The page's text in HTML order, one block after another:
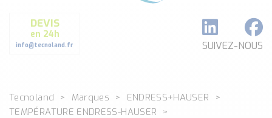
DEVIS
en 24h
info@tecnoland.fr SUIVEZ-NOUS
Formation et Assistance
Architecture I-O Link multi fabricants
Classé par catégorie
Tecnoland Marques
ENDRESS+HAUSER
TEMPÉRATURE ENDRESS-HAUSER